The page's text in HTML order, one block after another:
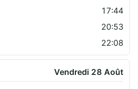
17:44
20:53
22:08
Vendredi 28 Août